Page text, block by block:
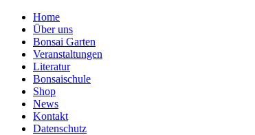
Home
Über uns
Bonsai Garten
Veranstaltungen
Literatur
Bonsaischule
Shop
News
Kontakt
Datenschutz